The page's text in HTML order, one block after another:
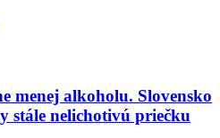
menej alkoholu. Slovensko
stále nelichotivú priečku